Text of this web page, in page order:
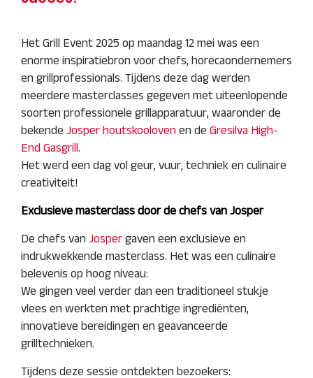
Het Grill Event 2025 op maandag 12 mei was een
enorme inspiratiebron voor chefs, horecaondernemers
en grillprofessionals. Tijdens deze dag werden
meerdere masterclasses gegeven met uiteenlopende
soorten professionele grillapparatuur, waaronder de
bekende Josper houtskooloven en de Gresilva High-
End Gasgrill.
Het werd een dag vol geur, vuur, techniek en culinaire
creativiteit!
Exclusieve masterclass door de chefs van Josper
De chefs van Josper gaven een exclusieve en
indrukwekkende masterclass. Het was een culinaire
belevenis op hoog niveau:
We gingen veel verder dan een traditioneel stukje
vlees en werkten met prachtige ingrediënten,
innovatieve bereidingen en geavanceerde
grilltechnieken.
Tijdens deze sessie ontdekten bezoekers: